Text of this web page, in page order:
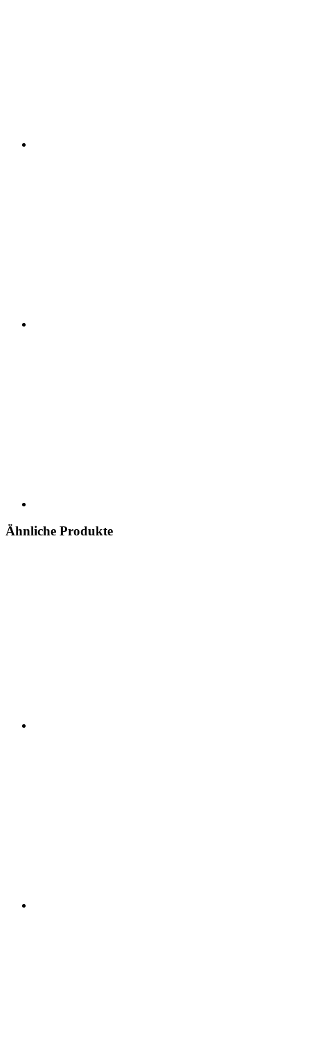
Ähnliche Produkte